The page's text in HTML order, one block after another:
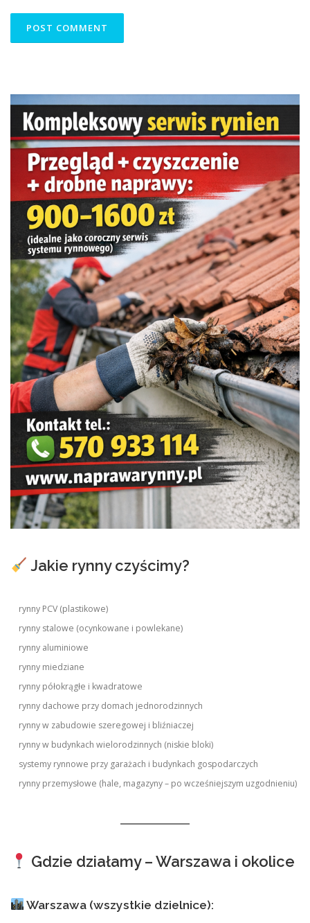
Jakie rynny czyścimy?
rynny PCV (plastikowe)
rynny stalowe (ocynkowane i powlekane)
rynny aluminiowe
rynny miedziane
rynny półokrągłe i kwadratowe
rynny dachowe przy domach jednorodzinnych
rynny w zabudowie szeregowej i bliźniaczej
rynny w budynkach wielorodzinnych (niskie bloki)
systemy rynnowe przy garażach i budynkach gospodarczych
rynny przemysłowe (hale, magazyny – po wcześniejszym uzgodnieniu)
Gdzie działamy – Warszawa i okolice
Warszawa (wszystkie dzielnice):